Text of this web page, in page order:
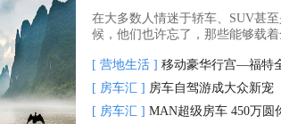
在大多数人情迷于轿车、SUV甚
候，他们也许忘了，那些能够载
[ 营地生活 ] 移动豪华行宫—福特
[ 房车汇 ] 房车自驾游成大众新宠
[ 房车汇 ] MAN超级房车 450万圆